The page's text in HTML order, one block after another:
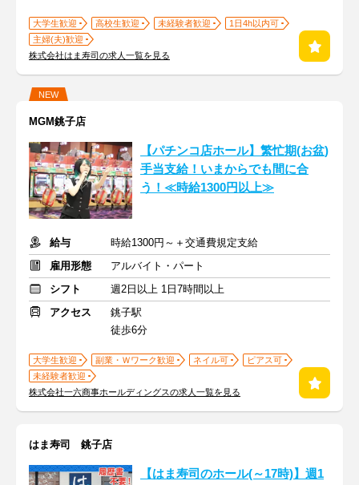
大学生歓迎 高校生歓迎 未経験者歓迎
1日4h以内可
主婦(夫)歓迎
株式会社はま寿司の求人一覧を見る
NEW
MGM銚子店
【パチンコ店ホール】繁忙期(お盆)
手当支給！いまからでも間に合
う！≪時給1300円以上≫
給与
時給1300円～＋交通費規定支給
雇用形態
アルバイト・パート
シフト
週2日以上 1日7時間以上
アクセス
銚子駅
徒歩6分
大学生歓迎 副業・Ｗワーク歓迎 ネイル可
ピアス可
未経験者歓迎
株式会社一六商事ホールディングスの求人一覧を見る
はま寿司 銚子店
【はま寿司のホール(～17時)】週1